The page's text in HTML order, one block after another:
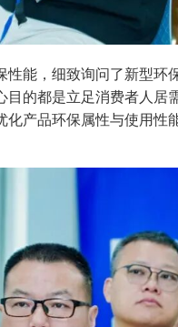
能，细致询问了新型环
的都是立足消费者人居
产品环保属性与使用性